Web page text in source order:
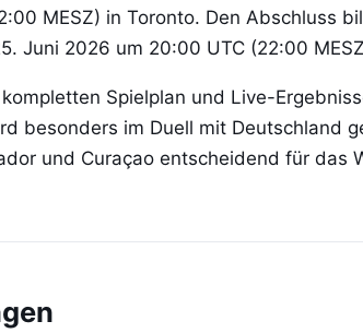
MESZ) in Toronto. Den Abschluss
Juni 2026 um 20:00 UTC (22:00
Spielplan und Live-
besonders im Duell mit Deutschland
und Curaçao entscheidend für das